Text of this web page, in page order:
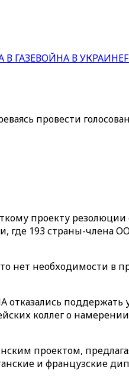
В ГАЗЕВОЙНА В УКРАИНЕ
провести
проекту
где 193 страны-члена
нет необходимости в
коллег о
проектом,
и французские